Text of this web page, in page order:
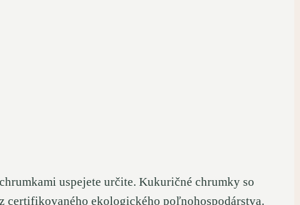
uspejete určite. Kukuričné ​​chrumky so
certifikovaného ekologického poľnohospodárstva.